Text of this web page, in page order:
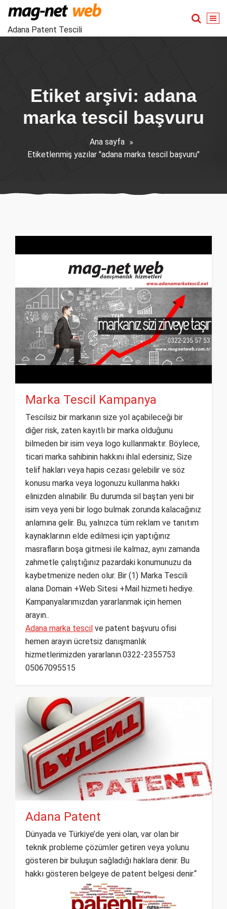
İçeriğe
geç
Adana Patent Tescili
Etiket arşivi: adana
marka tescil başvuru
Ana sayfa
Etiketlenmiş yazılar "adana marka tescil başvuru"
Marka Tescil Kampanya
Tescilsiz bir markanın size yol açabileceği bir
diğer risk, zaten kayıtlı bir marka olduğunu
bilmeden bir isim veya logo kullanmaktır. Böylece,
ticari marka sahibinin hakkını ihlal edersiniz; Size
telif hakları veya hapis cezası gelebilir ve söz
konusu marka veya logonuzu kullanma hakkı
elinizden alınabilir. Bu durumda sil baştan yeni bir
isim veya yeni bir logo bulmak zorunda kalacağınız
anlamına gelir. Bu, yalnızca tüm reklam ve tanıtım
kaynaklarının elde edilmesi için yaptığınız
masrafların boşa gitmesi ile kalmaz, aynı zamanda
zahmetle çalıştığınız pazardaki konumunuzu da
kaybetmenize neden olur. Bir (1) Marka Tescili
alana Domain +Web Sitesi +Mail hizmeti hediye.
Kampanyalarımızdan yararlanmak için hemen
arayın..
Adana marka tescil ve patent başvuru ofisi
hemen arayın ücretsiz danışmanlık
hizmetlerimizden yararlanın.0322-2355753
05067095515
Adana Patent
Dünyada ve Türkiye’de yeni olan, var olan bir
teknik probleme çözümler getiren veya yolunu
gösteren bir buluşun sağladığı haklara denir. Bu
hakkı gösteren belgeye de patent belgesi denir.“